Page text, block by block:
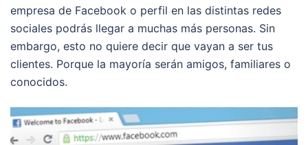
empresa de Facebook o perfil en las distintas redes
sociales podrás llegar a muchas más personas. Sin
embargo, esto no quiere decir que vayan a ser tus
clientes. Porque la mayoría serán amigos, familiares o
conocidos.